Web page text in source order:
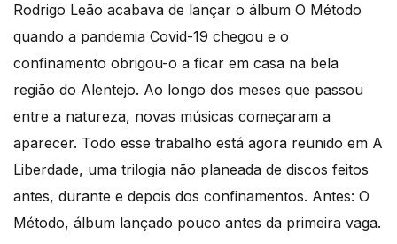
Rodrigo Leão acabava de lançar o álbum O Método
quando a pandemia Covid-19 chegou e o
confinamento obrigou-o a ficar em casa na bela
região do Alentejo. Ao longo dos meses que passou
entre a natureza, novas músicas começaram a
aparecer. Todo esse trabalho está agora reunido em A
Liberdade, uma trilogia não planeada de discos feitos
antes, durante e depois dos confinamentos. Antes: O
Método, álbum lançado pouco antes da primeira vaga.